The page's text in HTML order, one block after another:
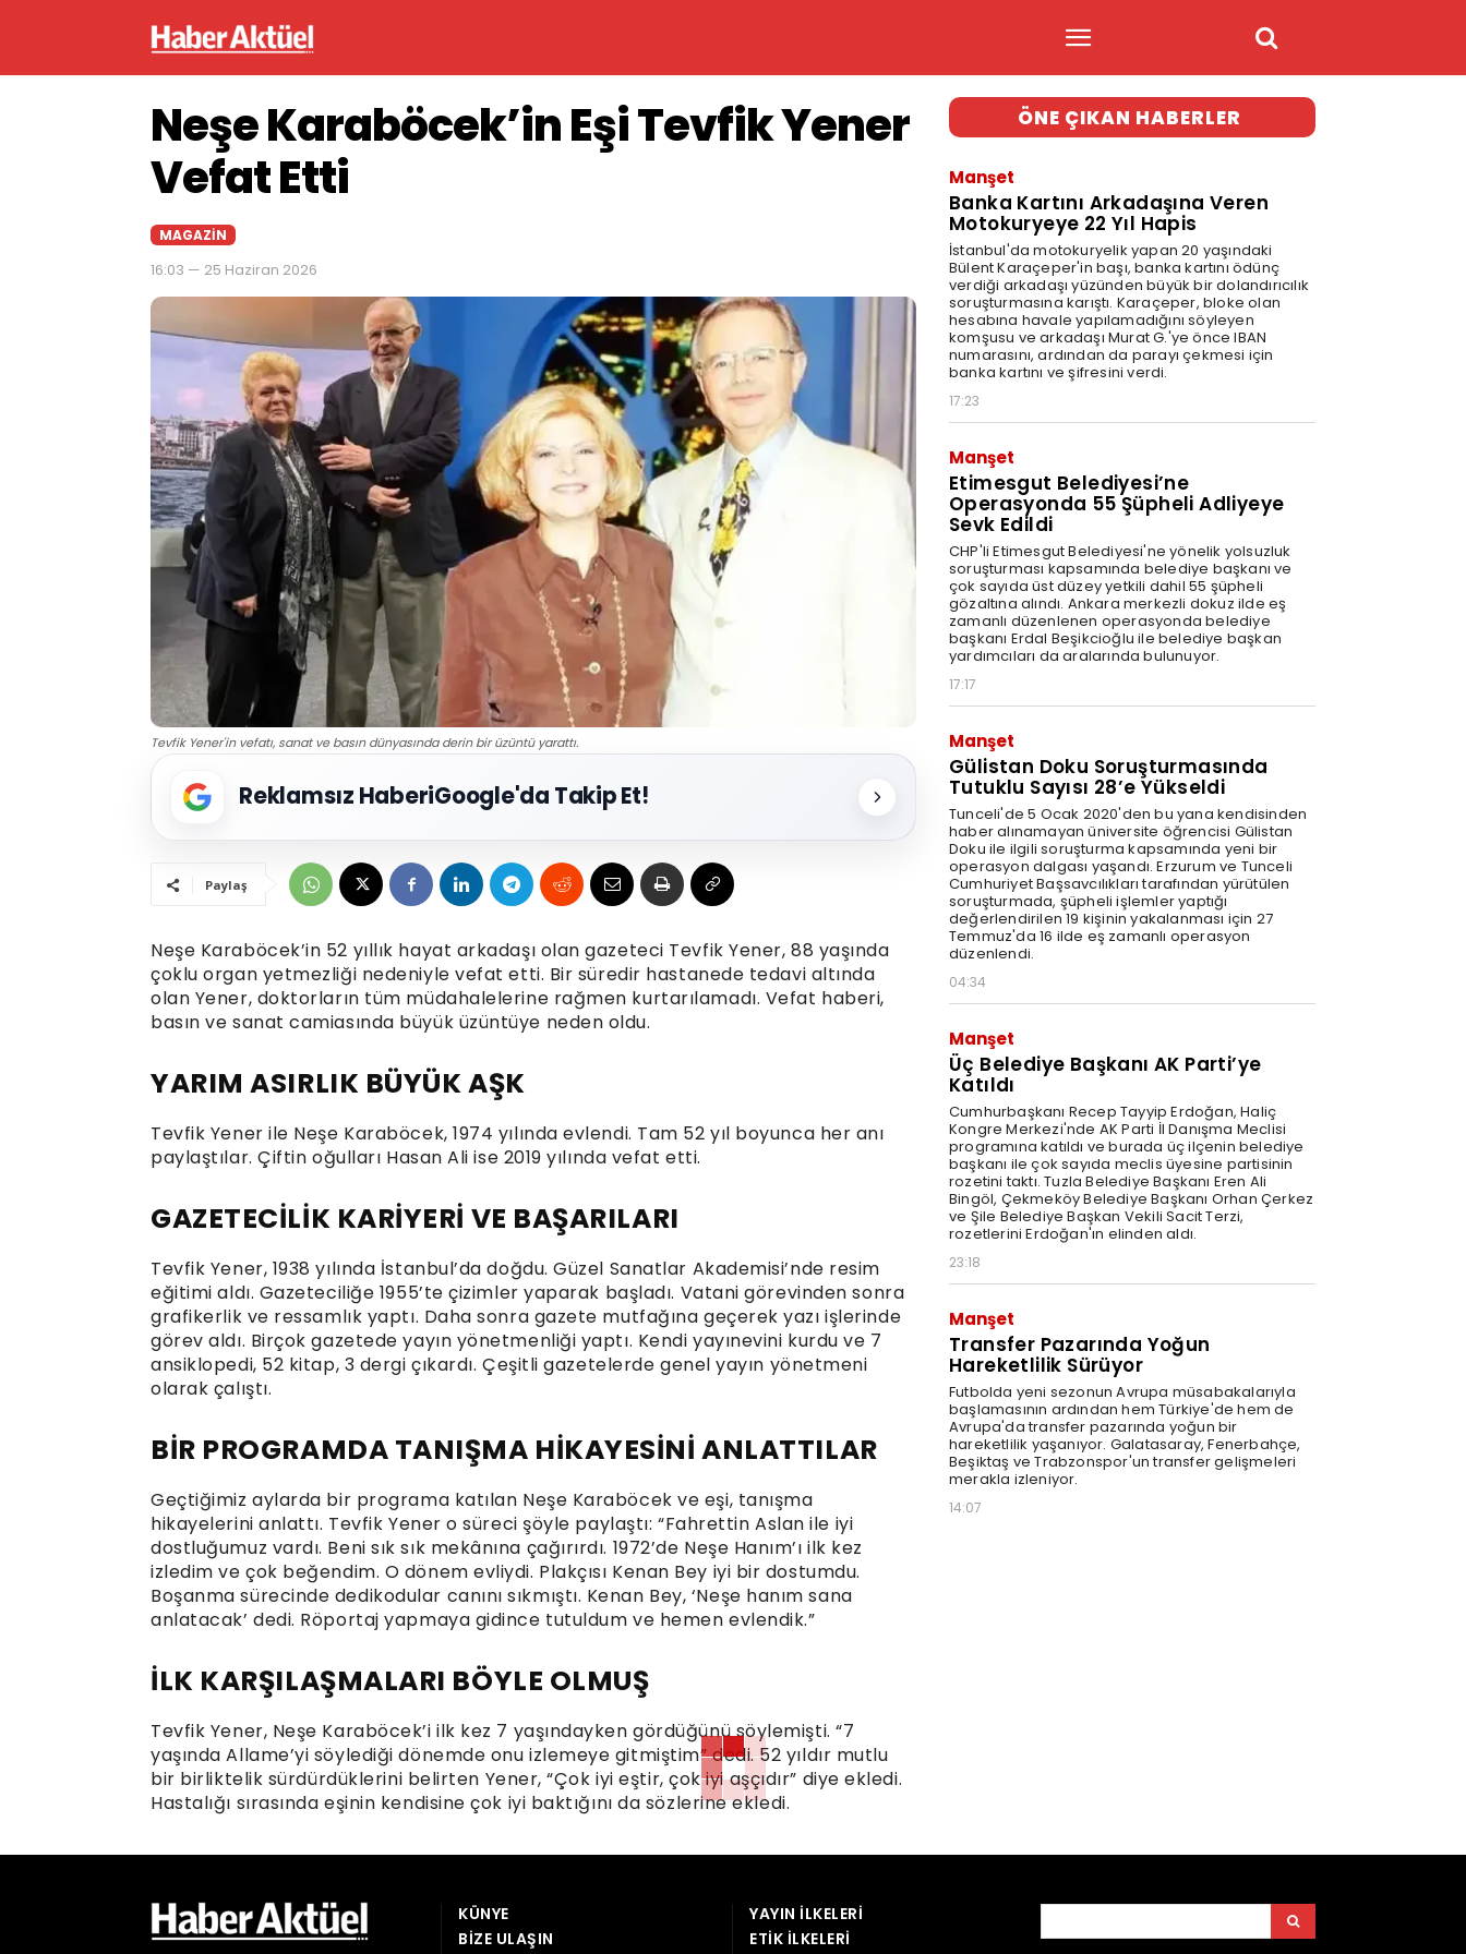
Neşe Karaböcek’in Eşi Tevfik Yener
Vefat Etti
MAGAZIN
16:03 — 25 Haziran 2026
Tevfik Yener'in vefatı, sanat ve basın dünyasında derin bir üzüntü yarattı.
Reklamsız HaberiGoogle'da Takip Et!
Paylaş
Neşe Karaböcek’in 52 yıllık hayat arkadaşı olan gazeteci Tevfik Yener, 88 yaşında
çoklu organ yetmezliği nedeniyle vefat etti. Bir süredir hastanede tedavi altında
olan Yener, doktorların tüm müdahalelerine rağmen kurtarılamadı. Vefat haberi,
basın ve sanat camiasında büyük üzüntüye neden oldu.
YARIM ASIRLIK BÜYÜK AŞK
Tevfik Yener ile Neşe Karaböcek, 1974 yılında evlendi. Tam 52 yıl boyunca her anı
paylaştılar. Çiftin oğulları Hasan Ali ise 2019 yılında vefat etti.
GAZETECİLİK KARİYERİ VE BAŞARILARI
Tevfik Yener, 1938 yılında İstanbul’da doğdu. Güzel Sanatlar Akademisi’nde resim
eğitimi aldı. Gazeteciliğe 1955’te çizimler yaparak başladı. Vatani görevinden sonra
grafikerlik ve ressamlık yaptı. Daha sonra gazete mutfağına geçerek yazı işlerinde
görev aldı. Birçok gazetede yayın yönetmenliği yaptı. Kendi yayınevini kurdu ve 7
ansiklopedi, 52 kitap, 3 dergi çıkardı. Çeşitli gazetelerde genel yayın yönetmeni
olarak çalıştı.
BİR PROGRAMDA TANIŞMA HİKAYESİNİ ANLATTILAR
Geçtiğimiz aylarda bir programa katılan Neşe Karaböcek ve eşi, tanışma
hikayelerini anlattı. Tevfik Yener o süreci şöyle paylaştı: “Fahrettin Aslan ile iyi
dostluğumuz vardı. Beni sık sık mekânına çağırırdı. 1972’de Neşe Hanım’ı ilk kez
izledim ve çok beğendim. O dönem evliydi. Plakçısı Kenan Bey iyi bir dostumdu.
Boşanma sürecinde dedikodular canını sıkmıştı. Kenan Bey, ‘Neşe hanım sana
anlatacak’ dedi. Röportaj yapmaya gidince tutuldum ve hemen evlendik.”
İLK KARŞILAŞMALARI BÖYLE OLMUŞ
Tevfik Yener, Neşe Karaböcek’i ilk kez 7 yaşındayken gördüğünü söylemişti. “7
yaşında Allame’yi söylediği dönemde onu izlemeye gitmiştim” dedi. 52 yıldır mutlu
bir birliktelik sürdürdüklerini belirten Yener, “Çok iyi eştir, çok iyi aşçıdır” diye ekledi.
Hastalığı sırasında eşinin kendisine çok iyi baktığını da sözlerine ekledi.
ÖNE ÇIKAN HABERLER
Manşet
Banka Kartını Arkadaşına Veren
Motokuryeye 22 Yıl Hapis
İstanbul'da motokuryelik yapan 20 yaşındaki
Bülent Karaçeper'in başı, banka kartını ödünç
verdiği arkadaşı yüzünden büyük bir dolandırıcılık
soruşturmasına karıştı. Karaçeper, bloke olan
hesabına havale yapılamadığını söyleyen
komşusu ve arkadaşı Murat G.'ye önce IBAN
numarasını, ardından da parayı çekmesi için
banka kartını ve şifresini verdi.
17:23
Manşet
Etimesgut Belediyesi’ne
Operasyonda 55 Şüpheli Adliyeye
Sevk Edildi
CHP'li Etimesgut Belediyesi'ne yönelik yolsuzluk
soruşturması kapsamında belediye başkanı ve
çok sayıda üst düzey yetkili dahil 55 şüpheli
gözaltına alındı. Ankara merkezli dokuz ilde eş
zamanlı düzenlenen operasyonda belediye
başkanı Erdal Beşikcioğlu ile belediye başkan
yardımcıları da aralarında bulunuyor.
17:17
Manşet
Gülistan Doku Soruşturmasında
Tutuklu Sayısı 28’e Yükseldi
Tunceli'de 5 Ocak 2020'den bu yana kendisinden
haber alınamayan üniversite öğrencisi Gülistan
Doku ile ilgili soruşturma kapsamında yeni bir
operasyon dalgası yaşandı. Erzurum ve Tunceli
Cumhuriyet Başsavcılıkları tarafından yürütülen
soruşturmada, şüpheli işlemler yaptığı
değerlendirilen 19 kişinin yakalanması için 27
Temmuz'da 16 ilde eş zamanlı operasyon
düzenlendi.
04:34
Manşet
Üç Belediye Başkanı AK Parti’ye
Katıldı
Cumhurbaşkanı Recep Tayyip Erdoğan, Haliç
Kongre Merkezi'nde AK Parti İl Danışma Meclisi
programına katıldı ve burada üç ilçenin belediye
başkanı ile çok sayıda meclis üyesine partisinin
rozetini taktı. Tuzla Belediye Başkanı Eren Ali
Bingöl, Çekmeköy Belediye Başkanı Orhan Çerkez
ve Şile Belediye Başkan Vekili Sacit Terzi,
rozetlerini Erdoğan'ın elinden aldı.
23:18
Manşet
Transfer Pazarında Yoğun
Hareketlilik Sürüyor
Futbolda yeni sezonun Avrupa müsabakalarıyla
başlamasının ardından hem Türkiye'de hem de
Avrupa'da transfer pazarında yoğun bir
hareketlilik yaşanıyor. Galatasaray, Fenerbahçe,
Beşiktaş ve Trabzonspor'un transfer gelişmeleri
merakla izleniyor.
14:07
KÜNYE
BIZE ULAŞIN
YAYIN İLKELERI
ETIK İLKELERI